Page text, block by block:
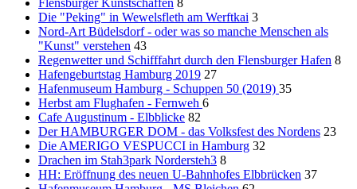
Flensburger Kunstschaffen 8
Die "Peking" in Wewelsfleth am Werftkai 3
Nord-Art Büdelsdorf - oder was so manche Menschen als
"Kunst" verstehen 43
Regenwetter und Schifffahrt durch den Flensburger Hafen 8
Hafengeburtstag Hamburg 2019 27
Hafenmuseum Hamburg - Schuppen 50 (2019) 35
Herbst am Flughafen - Fernweh 6
Cafe Augustinum - Elbblicke 82
Der HAMBURGER DOM - das Volksfest des Nordens 23
Die AMERIGO VESPUCCI in Hamburg 32
Drachen im Stah3park Nordersteh3 8
HH: Eröffnung des neuen U-Bahnhofes Elbbrücken 37